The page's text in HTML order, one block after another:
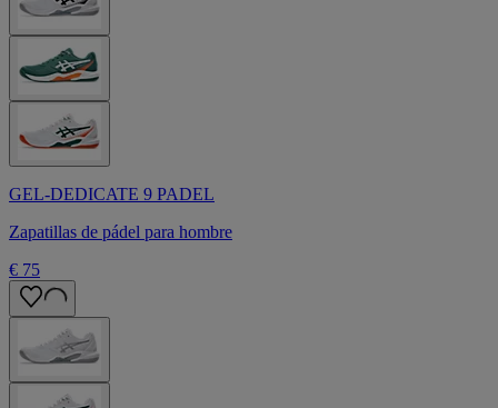
GEL-DEDICATE 9 PADEL
Zapatillas de pádel para hombre
€ 75